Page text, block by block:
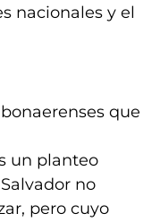
nacionales y el
que
un planteo
no
pero cuyo